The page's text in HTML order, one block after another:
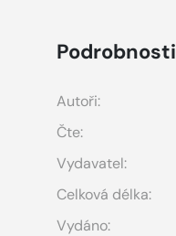
Podrobnosti
Autoři:
Čte:
Vydavatel:
Celková délka:
Vydáno: